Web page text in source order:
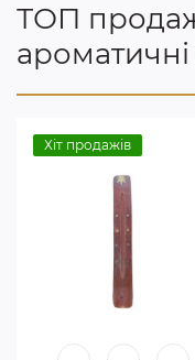
ТОП
Хіт продажів